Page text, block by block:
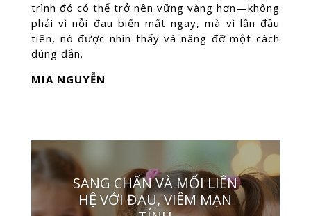
trình đó có thể trở nên vững vàng hơn—không
phải vì nỗi đau biến mất ngay, mà vì lần đầu
tiên, nó được nhìn thấy và nâng đỡ một cách
đúng đắn.
MIA NGUYỄN
SANG CHẤN VÀ MỐI LIÊN
HỆ VỚI ĐAU, VIÊM MẠN